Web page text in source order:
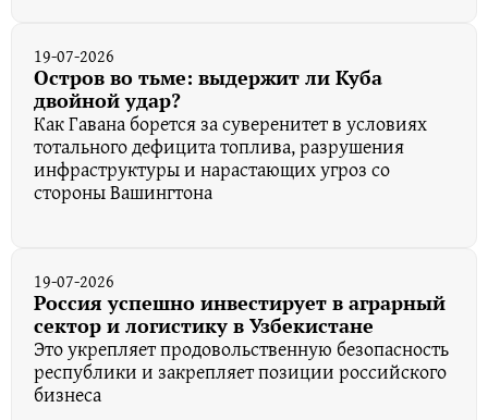
19-07-2026
Остров во тьме: выдержит ли Куба
двойной удар?
Как Гавана борется за суверенитет в условиях
тотального дефицита топлива, разрушения
инфраструктуры и нарастающих угроз со
стороны Вашингтона
19-07-2026
Россия успешно инвестирует в аграрный
сектор и логистику в Узбекистане
Это укрепляет продовольственную безопасность
республики и закрепляет позиции российского
бизнеса